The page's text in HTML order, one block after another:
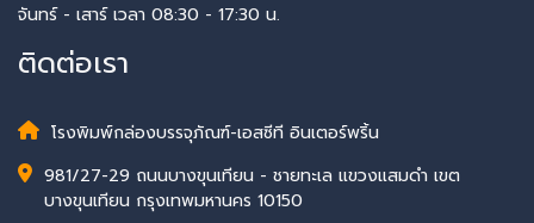
จันทร์ - เสาร์ เวลา 08:30 - 17:30 น.
ติดต่อเรา
โรงพิมพ์กล่องบรรจุภัณฑ์-เอสซีที อินเตอร์พริ้น
981/27-29 ถนนบางขุนเทียน - ชายทะเล แขวงแสมดำ เขต
บางขุนเทียน กรุงเทพมหานคร 10150